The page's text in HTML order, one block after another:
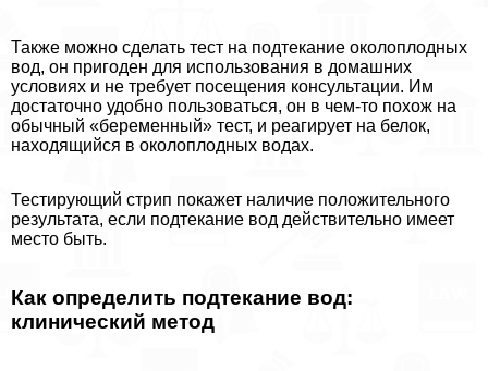
Также можно сделать тест на подтекание околоплодных
вод, он пригоден для использования в домашних
условиях и не требует посещения консультации. Им
достаточно удобно пользоваться, он в чем-то похож на
обычный «беременный» тест, и реагирует на белок,
находящийся в околоплодных водах.
Тестирующий стрип покажет наличие положительного
результата, если подтекание вод действительно имеет
место быть.
Как определить подтекание вод:
клинический метод